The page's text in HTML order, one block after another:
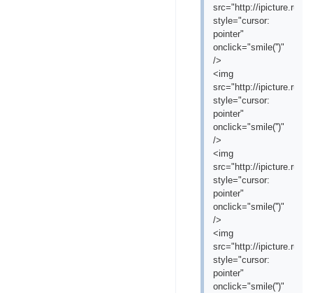
src="http://ipicture.ru/
style="cursor:
pointer"
onclick="smile('')"
/>
<img
src="http://ipicture.ru/
style="cursor:
pointer"
onclick="smile('')"
/>
<img
src="http://ipicture.ru/
style="cursor:
pointer"
onclick="smile('')"
/>
<img
src="http://ipicture.ru/
style="cursor:
pointer"
onclick="smile('')"